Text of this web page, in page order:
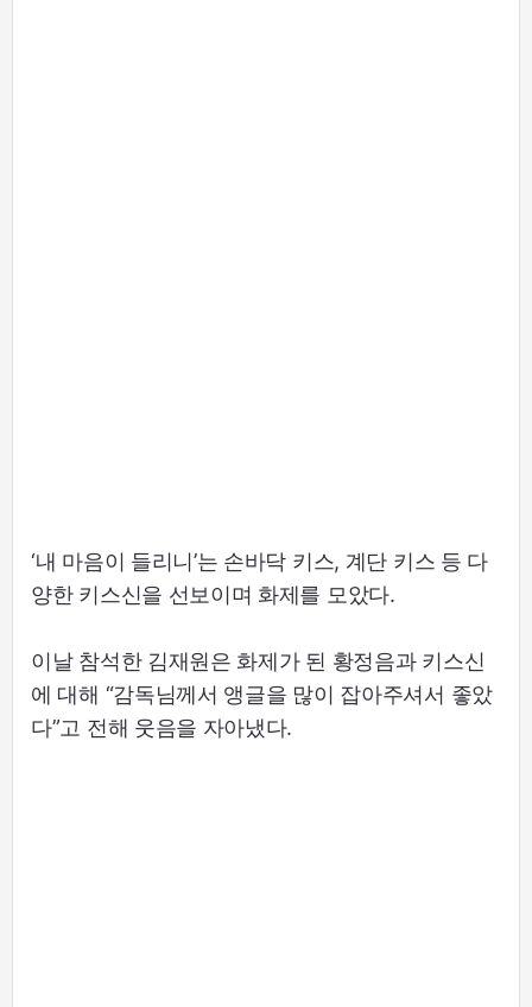
‘내 마음이 들리니’는 손바닥 키스, 계단 키스 등 다
양한 키스신을 선보이며 화제를 모았다.
이날 참석한 김재원은 화제가 된 황정음과 키스신
에 대해 “감독님께서 앵글을 많이 잡아주셔서 좋았
다”고 전해 웃음을 자아냈다.